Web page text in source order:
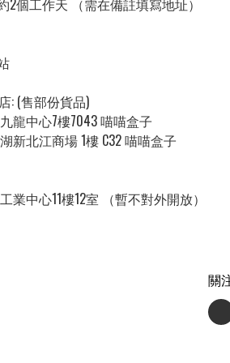
個工作天 （需在備註填寫地址）
: (售部份貨品)
龍中心7樓7043 喵喵盒子
新北江商場 1樓 C32 喵喵盒子
關